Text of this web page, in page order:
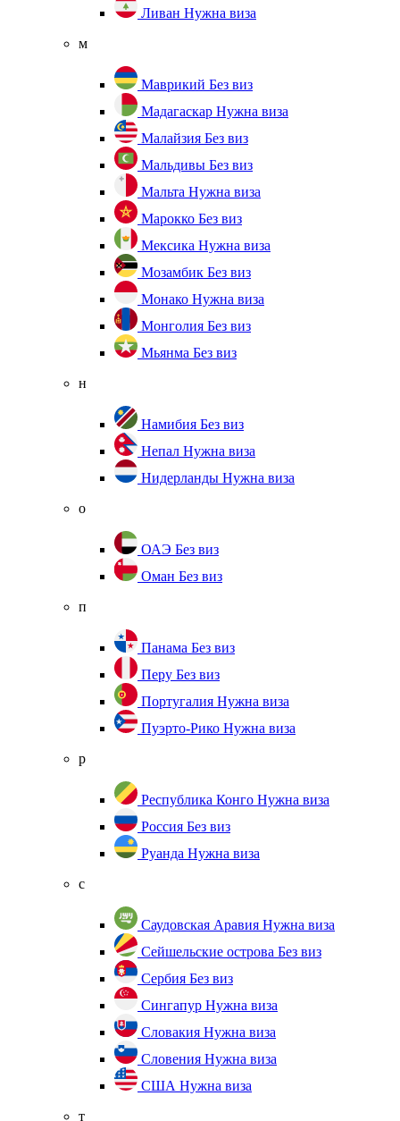
Ливан Нужна виза
м
Маврикий Без виз
Мадагаскар Нужна виза
Малайзия Без виз
Мальдивы Без виз
Мальта Нужна виза
Марокко Без виз
Мексика Нужна виза
Мозамбик Без виз
Монако Нужна виза
Монголия Без виз
Мьянма Без виз
н
Намибия Без виз
Непал Нужна виза
Нидерланды Нужна виза
о
ОАЭ Без виз
Оман Без виз
п
Панама Без виз
Перу Без виз
Португалия Нужна виза
Пуэрто-Рико Нужна виза
р
Республика Конго Нужна виза
Россия Без виз
Руанда Нужна виза
с
Саудовская Аравия Нужна виза
Сейшельские острова Без виз
Сербия Без виз
Сингапур Нужна виза
Словакия Нужна виза
Словения Нужна виза
США Нужна виза
т